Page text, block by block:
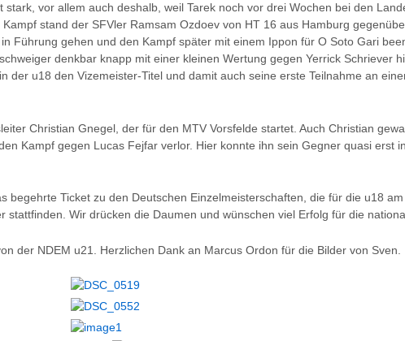
vor allem auch deshalb, weil Tarek noch vor drei Wochen bei den
stand der SFVler Ramsam Ozdoev von HT 16 aus Hamburg
Führung gehen und den Kampf später mit einem Ippon für O Soto Gari
denkbar knapp mit einer kleinen Wertung gegen Yerrick Schriever
der u18 den Vizemeister-Titel und damit auch seine erste Teilnahme an
Christian Gnegel, der für den MTV Vorsfelde startet. Auch Christian
Kampf gegen Lucas Fejfar verlor. Hier konnte ihn sein Gegner quasi erst
begehrte Ticket zu den Deutschen Einzelmeisterschaften, die für die u18
stattfinden. Wir drücken die Daumen und wünschen viel Erfolg für die
der NDEM u21. Herzlichen Dank an Marcus Ordon für die Bilder von Sven.